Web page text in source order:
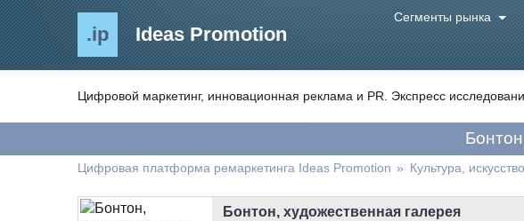
.ip Ideas Promotion
Сегменты рынка
Цифровой маркетинг, инновационная реклама и PR. Экспресс
Цифровая платформа ремаркетинга Ideas Promotion » Культура,
Бонтон, художественная галерея